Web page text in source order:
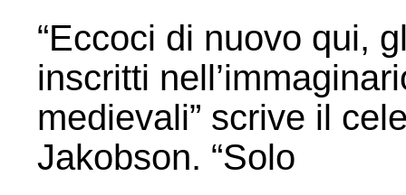
“Eccoci di nuovo qui,
inscritti
medievali” scrive il
Jakobson. “Solo